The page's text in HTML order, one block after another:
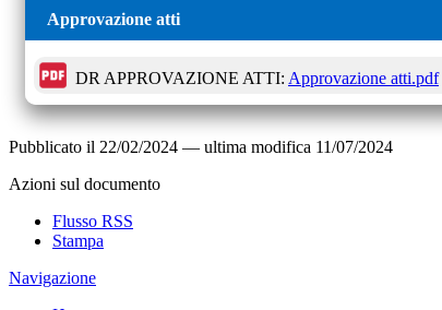
Approvazione atti
DR APPROVAZIONE ATTI: Approvazione atti.pdf
Pubblicato il 22/02/2024 — ultima modifica 11/07/2024
Azioni sul documento
Flusso RSS
Stampa
Navigazione